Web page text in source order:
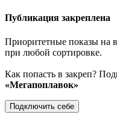
Публикация закреплена
Приоритетные показы на
при любой сортировке.
Как попасть в закреп?
«Мегапоплавок»
Подключить себе